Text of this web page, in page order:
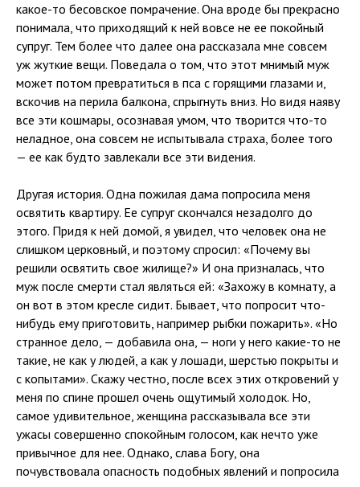
какое-то бесовское помрачение. Она вроде бы прекрасно
понимала, что приходящий к ней вовсе не ее покойный
супруг. Тем более что далее она рассказала мне совсем
уж жуткие вещи. Поведала о том, что этот мнимый муж
может потом превратиться в пса с горящими глазами и,
вскочив на перила балкона, спрыгнуть вниз. Но видя наяву
все эти кошмары, осознавая умом, что творится что-то
неладное, она совсем не испытывала страха, более того
— ее как будто завлекали все эти видения.
Другая история. Одна пожилая дама попросила меня
освятить квартиру. Ее супруг скончался незадолго до
этого. Придя к ней домой, я увидел, что человек она не
слишком церковный, и поэтому спросил: «Почему вы
решили освятить свое жилище?» И она призналась, что
муж после смерти стал являться ей: «Захожу в комнату, а
он вот в этом кресле сидит. Бывает, что попросит что-
нибудь ему приготовить, например рыбки пожарить». «Но
странное дело, — добавила она, — ноги у него какие-то не
такие, не как у людей, а как у лошади, шерстью покрыты и
с копытами». Скажу честно, после всех этих откровений у
меня по спине прошел очень ощутимый холодок. Но,
самое удивительное, женщина рассказывала все эти
ужасы совершенно спокойным голосом, как нечто уже
привычное для нее. Однако, слава Богу, она
почувствовала опасность подобных явлений и попросила